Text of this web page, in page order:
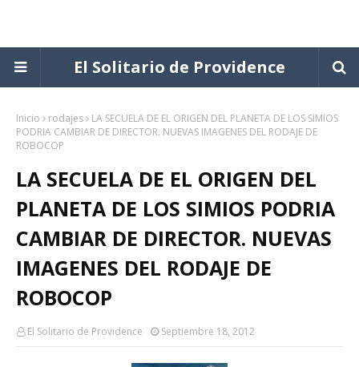
El Solitario de Providence
Inicio rodajes
LA SECUELA DE EL ORIGEN DEL PLANETA DE LOS SIMIOS
PODRIA CAMBIAR DE DIRECTOR. NUEVAS IMAGENES DEL RODAJE DE
ROBOCOP
LA SECUELA DE EL ORIGEN DEL
PLANETA DE LOS SIMIOS PODRIA
CAMBIAR DE DIRECTOR. NUEVAS
IMAGENES DEL RODAJE DE
ROBOCOP
El Solitario de Providence Septiembre 18, 2012